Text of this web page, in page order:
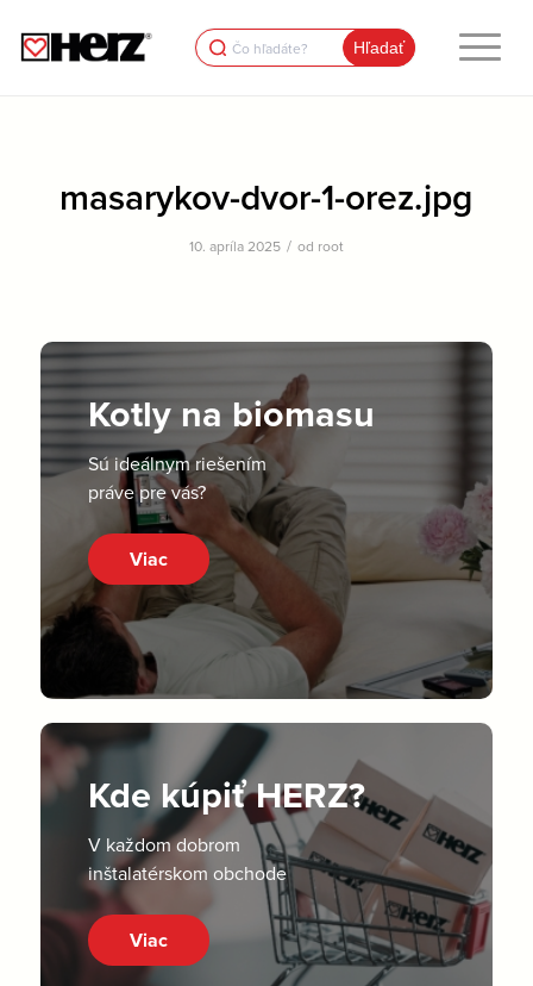
Search
for:
masarykov-dvor-1-orez.jpg
10. apríla 2025 / od root
Kotly na biomasu
Sú ideálnym riešením
práve pre vás?
Viac
Kde kúpiť HERZ?
V každom dobrom
inštalatérskom obchode
Viac